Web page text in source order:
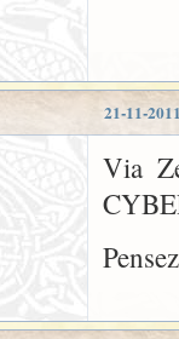
21-11-
Via